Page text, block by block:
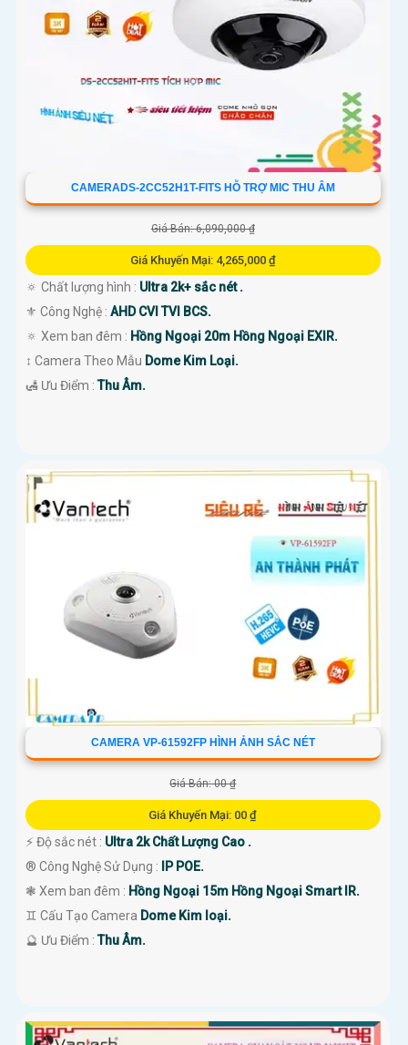
CAMERADS-2CC52H1T-FITS HỖ TRỢ MIC THU ÂM
Giá Bán: 6,090,000 ₫
Giá Khuyến Mại: 4,265,000 ₫
🔅 Chất lượng hình : Ultra 2k+ sắc nét .
⚜️ Công Nghệ : AHD CVI TVI BCS.
🔅 Xem ban đêm : Hồng Ngoại 20m Hồng Ngoại EXIR.
↕️ Camera Theo Mẫu Dome Kim Loại.
️🛃 Ưu Điểm :Thu Âm.
CAMERA VP-61592FP HÌNH ẢNH SẮC NÉT
Giá Bán: 00 ₫
Giá Khuyến Mại: 00 ₫
️⚡ Độ sắc nét : Ultra 2k Chất Lượng Cao .
®️ Công Nghệ Sử Dụng :
IP POE.
❃ Xem ban đêm : Hồng Ngoại 15m Hồng Ngoại Smart IR.
♊ Cấu Tạo Camera Dome Kim loại.
️🔮 Ưu Điểm :Thu Âm.